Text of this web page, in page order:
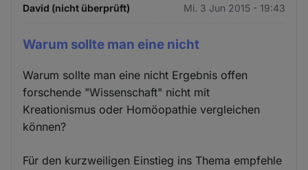
David (nicht überprüft) Mi. 3 Jun 2015 - 19:43
Warum sollte man eine nicht
Warum sollte man eine nicht Ergebnis offen
forschende "Wissenschaft" nicht mit
Kreationismus oder Homöopathie vergleichen
können?
Für den kurzweiligen Einstieg ins Thema empfehle